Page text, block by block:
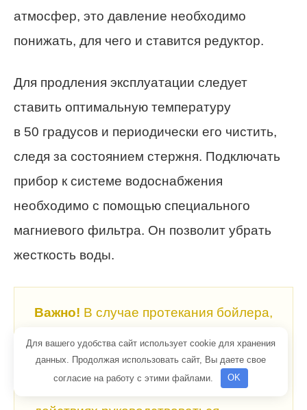
атмосфер, это давление необходимо
понижать, для чего и ставится редуктор.
Для продления эксплуатации следует
ставить оптимальную температуру
в 50 градусов и периодически его чистить,
следя за состоянием стержня. Подключать
прибор к системе водоснабжения
необходимо с помощью специального
магниевого фильтра. Он позволит убрать
жесткость воды.
Важно! В случае протекания бойлера,
нужно как можно быстрее определить
причину явления и устранить ее.
Во избежание поломок в своих
Для вашего удобства сайт использует cookie для хранения
данных. Продолжая использовать сайт, Вы даете свое
согласие на работу с этими файлами.
OK